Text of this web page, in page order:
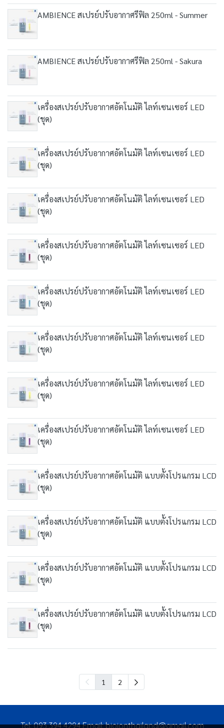
AMBIENCE สเปรย์ปรับอากาศรีฟิล 250ml - Summer
AMBIENCE สเปรย์ปรับอากาศรีฟิล 250ml - Sakura
เครื่องสเปรย์ปรับอากาศอัตโนมัติ ไลท์เซนเซอร์ LED
(ชุด)
เครื่องสเปรย์ปรับอากาศอัตโนมัติ ไลท์เซนเซอร์ LED
(ชุด)
เครื่องสเปรย์ปรับอากาศอัตโนมัติ ไลท์เซนเซอร์ LED
(ชุด)
เครื่องสเปรย์ปรับอากาศอัตโนมัติ ไลท์เซนเซอร์ LED
(ชุด)
เครื่องสเปรย์ปรับอากาศอัตโนมัติ ไลท์เซนเซอร์ LED
(ชุด)
เครื่องสเปรย์ปรับอากาศอัตโนมัติ ไลท์เซนเซอร์ LED
(ชุด)
เครื่องสเปรย์ปรับอากาศอัตโนมัติ ไลท์เซนเซอร์ LED
(ชุด)
เครื่องสเปรย์ปรับอากาศอัตโนมัติ ไลท์เซนเซอร์ LED
(ชุด)
เครื่องสเปรย์ปรับอากาศอัตโนมัติ แบบตั้งโปรแกรม LCD
(ชุด)
เครื่องสเปรย์ปรับอากาศอัตโนมัติ แบบตั้งโปรแกรม LCD
(ชุด)
เครื่องสเปรย์ปรับอากาศอัตโนมัติ แบบตั้งโปรแกรม LCD
(ชุด)
เครื่องสเปรย์ปรับอากาศอัตโนมัติ แบบตั้งโปรแกรม LCD
(ชุด)
1 2
Tel: 093 394 4294 Email: bioionthailand@gmail.com